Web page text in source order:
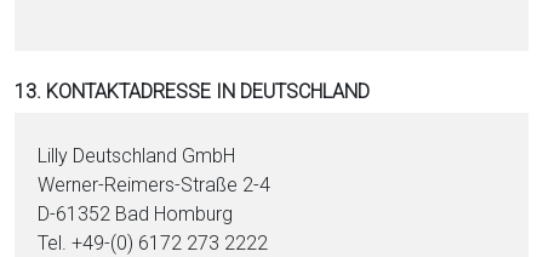
13. KONTAKTADRESSE IN DEUTSCHLAND
Lilly Deutschland GmbH
Werner-Reimers-Straße 2-4
D-61352 Bad Homburg
Tel. +49-(0) 6172 273 2222